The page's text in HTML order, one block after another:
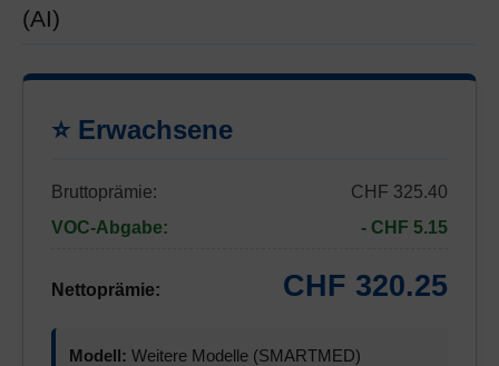
(AI)
⭐ Erwachsene
Bruttoprämie:
CHF 325.40
VOC-Abgabe:
- CHF 5.15
Nettoprämie: CHF 320.25
Modell: Weitere Modelle (SMARTMED)